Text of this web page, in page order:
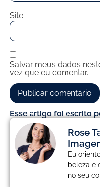
Site
Salvar meus dados
vez que eu comentar.
Esse artigo foi escrito
Rose
Eu
beleza e
no seu